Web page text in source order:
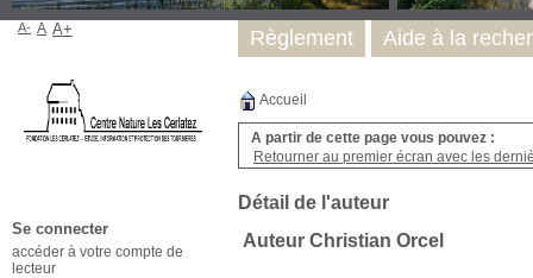
Accueil
A partir de cette page vous pouvez :
Retourner au premier écran avec les
Détail de l'auteur
Auteur Christian Orcel
Règlement Aide à la
A- A A+
Se connecter
accéder à votre compte de
lecteur